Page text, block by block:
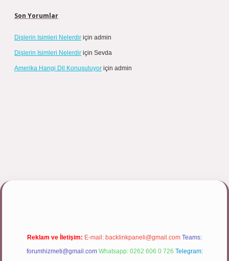
Son Yorumlar
Dişlerin Isimleri Nelerdir için admin
Dişlerin Isimleri Nelerdir için Sevda
Amerika Hangi Dil Konuşuluyor için admin
Reklam ve İletişim: E-mail: backlinkpaneli@gmail.com Teams:
forumhizmeti@gmail.com Whatsapp: 0262 606 0 726 Telegram: